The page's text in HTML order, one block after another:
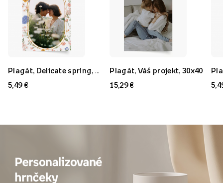
5,49 €
Plagát, Váš projekt, 30x40
15,29 €